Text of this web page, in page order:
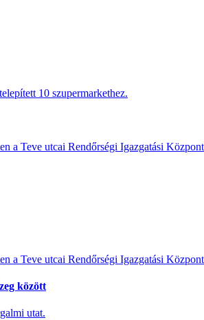
10 szupermarkethez.
a Teve utcai Rendőrségi Igazgatási
a Teve utcai Rendőrségi Igazgatási
között
utat.